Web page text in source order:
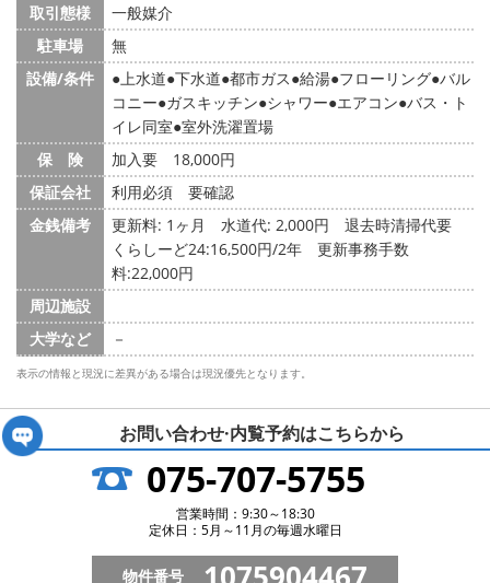
取引態様
一般媒介
駐車場
無
設備/条件
上水道 下水道 都市ガス 給湯 フローリング バル
コニー ガスキッチン シャワー エアコン バス・ト
イレ同室 室外洗濯置場
保 険
加入要 18,000円
保証会社
利用必須 要確認
金銭備考
更新料: 1ヶ月 水道代: 2,000円
退去時清掃代要
くらしーど24:16,500円/2年 更新事務手数
料:22,000円
周辺施設
大学など
－
表示の情報と現況に差異がある場合は現況優先となります。
お問い合わせ·内覧予約はこちらから
075-707-5755
営業時間：9:30～18:30
定休日：5月～11月の毎週水曜日
物件番号